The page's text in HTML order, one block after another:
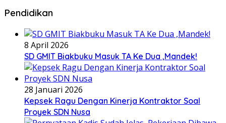
Pendidikan
8 April 2026
SD GMIT Biakbuku Masuk TA Ke Dua ,Mandek!
28 Januari 2026
Kepsek Ragu Dengan Kinerja Kontraktor Soal
Proyek SDN Nusa